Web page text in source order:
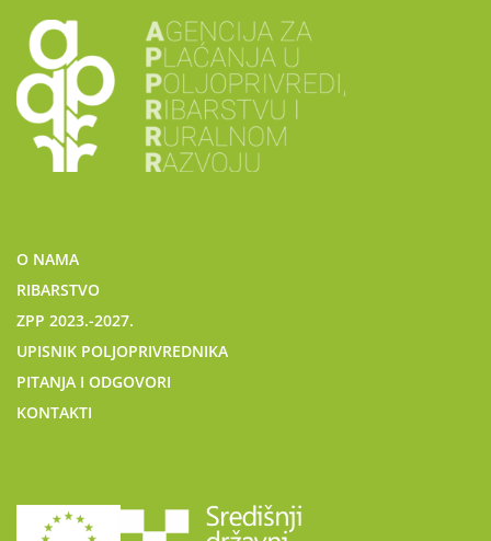
O NAMA
RIBARSTVO
ZPP 2023.-2027.
UPISNIK POLJOPRIVREDNIKA
PITANJA I ODGOVORI
KONTAKTI